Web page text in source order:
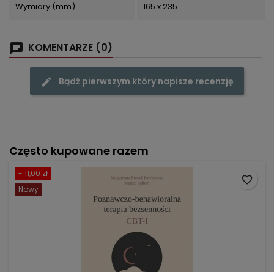
Wymiary (mm) 165 x 235
KOMENTARZE (0)
Bądź pierwszym który napisze recenzję
Często kupowane razem
- 11,00 zł
Nowy
favorite_border